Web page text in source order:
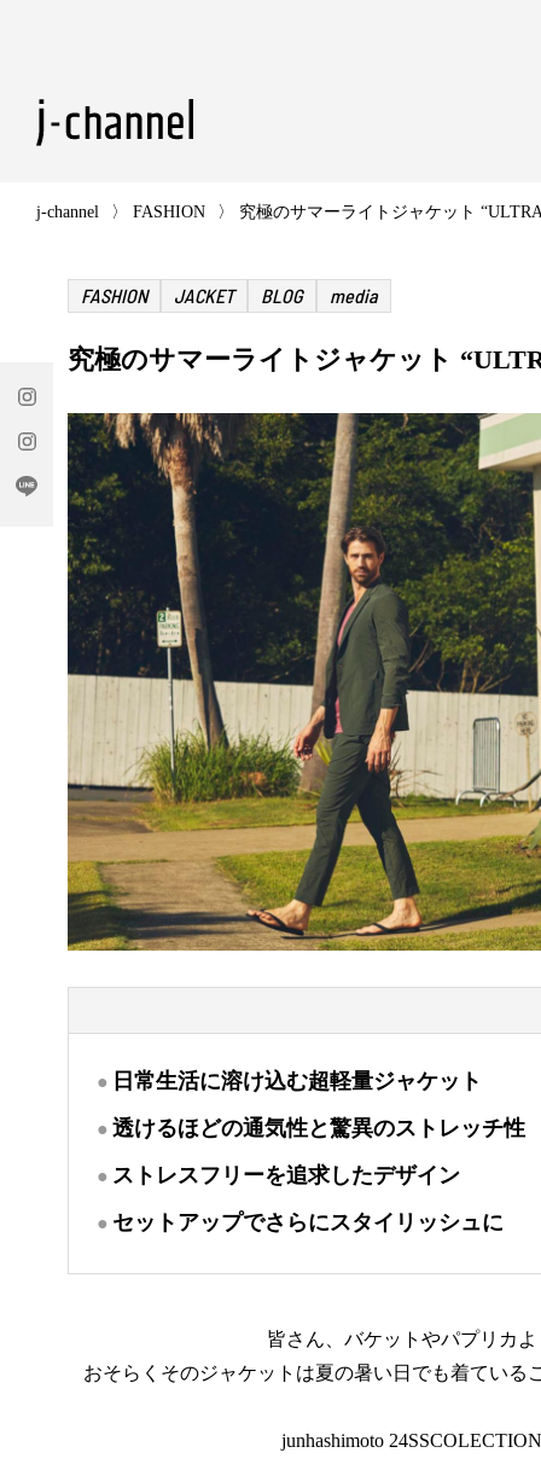
j-channel FASHION 究極のサマーライトジャケット
FASHION JACKET BLOG media
究極のサマーライトジャケット
日常生活に溶け込む超軽量ジャケット
透けるほどの通気性と驚異のストレッチ性
ストレスフリーを追求したデザイン
セットアップでさらにスタイリッシュに
皆さん、バケットやパプリカ
おそらくそのジャケットは夏の暑い日でも着てい
junhashimoto